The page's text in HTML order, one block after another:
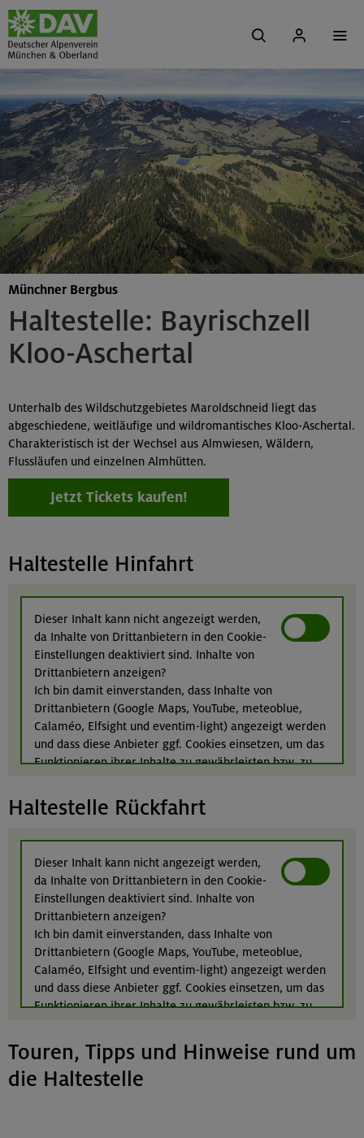
Haltestelle: Bayrischzell
Kloo-Aschertal
Münchner Bergbus
Unterhalb des Wildschutzgebietes Maroldschneid liegt das
abgeschiedene, weitläufige und wildromantisches Kloo-Aschertal.
Charakteristisch ist der Wechsel aus Almwiesen, Wäldern,
Flussläufen und einzelnen Almhütten.
Jetzt Tickets kaufen!
Haltestelle Hinfahrt
Dieser Inhalt kann nicht angezeigt werden,
da Inhalte von Drittanbietern in den Cookie-
Einstellungen deaktiviert sind. Inhalte von
Drittanbietern anzeigen?
Ich bin damit einverstanden, dass Inhalte von
Drittanbietern (Google Maps, YouTube, meteoblue,
Calaméo, Elfsight und eventim-light) angezeigt werden
und dass diese Anbieter ggf. Cookies einsetzen, um das
Funktionieren ihrer Inhalte zu gewährleisten bzw. zu
unserer
Datenschutzerklärung
Haltestelle Rückfahrt
Dieser Inhalt kann nicht angezeigt werden,
da Inhalte von Drittanbietern in den Cookie-
Einstellungen deaktiviert sind. Inhalte von
Drittanbietern anzeigen?
Ich bin damit einverstanden, dass Inhalte von
Drittanbietern (Google Maps, YouTube, meteoblue,
Calaméo, Elfsight und eventim-light) angezeigt werden
und dass diese Anbieter ggf. Cookies einsetzen, um das
Funktionieren ihrer Inhalte zu gewährleisten bzw. zu
Datenschutzerklärung.
Touren, Tipps und Hinweise rund um
die Haltestelle